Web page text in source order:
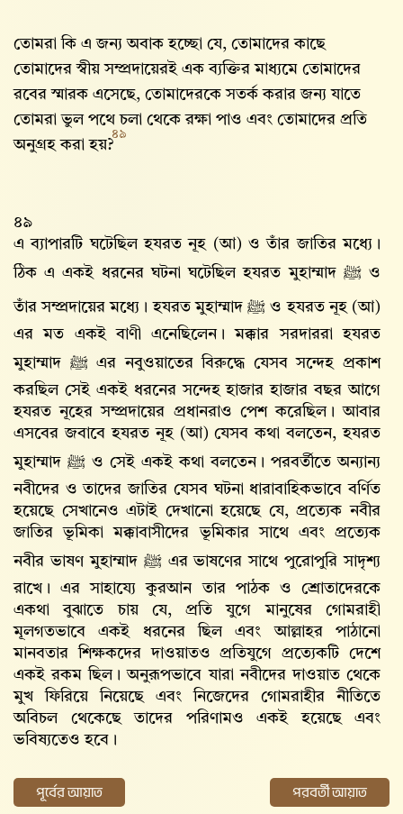
তোমরা কি এ জন্য অবাক হচ্ছো যে, তোমাদের কাছে
তোমাদের স্বীয় সম্প্রদায়েরই এক ব্যক্তির মাধ্যমে তোমাদের
রবের স্মারক এসেছে, তোমাদেরকে সতর্ক করার জন্য যাতে
তোমরা ভুল পথে চলা থেকে রক্ষা পাও এবং তোমাদের প্রতি
অনুগ্রহ করা হয়?
৪৯
৪৯
এ ব্যাপারটি ঘটেছিল হযরত নূহ (আ) ও তাঁর জাতির মধ্যে।
ঠিক এ একই ধরনের ঘটনা ঘটেছিল হযরত মুহাম্মাদ ﷺ ও
তাঁর সম্প্রদায়ের মধ্যে। হযরত মুহাম্মাদ ﷺ ও হযরত নূহ (আ)
এর মত একই বাণী এনেছিলেন। মক্কার সরদাররা হযরত
মুহাম্মাদ ﷺ এর নবুওয়াতের বিরুদ্ধে যেসব সন্দেহ প্রকাশ
করছিল সেই একই ধরনের সন্দেহ হাজার হাজার বছর আগে
হযরত নূহের সম্প্রদায়ের প্রধানরাও পেশ করেছিল। আবার
এসবের জবাবে হযরত নূহ (আ) যেসব কথা বলতেন, হযরত
মুহাম্মাদ ﷺ ও সেই একই কথা বলতেন। পরবর্তীতে অন্যান্য
নবীদের ও তাদের জাতির যেসব ঘটনা ধারাবাহিকভাবে বর্ণিত
হয়েছে সেখানেও এটাই দেখানো হয়েছে যে, প্রত্যেক নবীর
জাতির ভূমিকা মক্কাবাসীদের ভূমিকার সাথে এবং প্রত্যেক
নবীর ভাষণ মুহাম্মাদ ﷺ এর ভাষণের সাথে পুরোপুরি সাদৃশ্য
রাখে। এর সাহায্যে কুরআন তার পাঠক ও শ্রোতাদেরকে
একথা বুঝাতে চায় যে, প্রতি যুগে মানুষের গোমরাহী
মূলগতভাবে একই ধরনের ছিল এবং আল্লাহর পাঠানো
মানবতার শিক্ষকদের দাওয়াতও প্রতিযুগে প্রত্যেকটি দেশে
একই রকম ছিল। অনুরূপভাবে যারা নবীদের দাওয়াত থেকে
মুখ ফিরিয়ে নিয়েছে এবং নিজেদের গোমরাহীর নীতিতে
অবিচল থেকেছে তাদের পরিণামও একই হয়েছে এবং
ভবিষ্যতেও হবে।
পূর্বের আয়াত পরবর্তী আয়াত